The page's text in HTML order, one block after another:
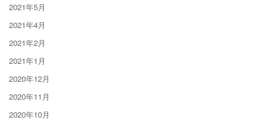
2021年5月
2021年4月
2021年2月
2021年1月
2020年12月
2020年11月
2020年10月